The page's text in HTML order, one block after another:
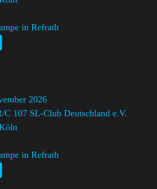
in Refrath
2026
C 107 SL-Club Deutschland e.V.
in Refrath